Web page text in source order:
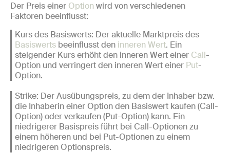
Der Preis einer Optionwird von verschiedenen
Faktoren beeinflusst:
Kurs des Basiswerts: Der aktuelle Marktpreis des
Basiswerts beeinflusst den inneren Wert. Ein
steigender Kurs erhöht den inneren Wert einer Call-
Option und verringert den inneren Wert einer Put-
Option.
Strike: Der Ausübungspreis, zu dem der Inhaber bzw.
die Inhaberin einer Option den Basiswert kaufen (Call-
Option) oder verkaufen (Put-Option) kann. Ein
niedrigerer Basispreis führt bei Call-Optionen zu
einem höheren und bei Put-Optionen zu einem
niedrigeren Optionspreis.